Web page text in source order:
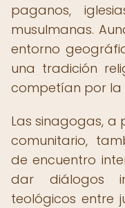
paganos,
musulmanas.
entorno
una tradición
competían por la
Las sinagogas,
comunitario,
de encuentro
dar diálogos
teológicos entre